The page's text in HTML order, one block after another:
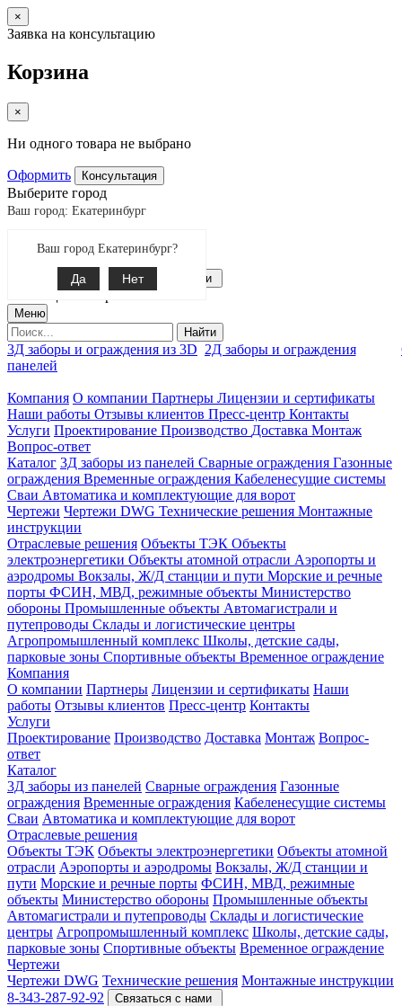
×
Заявка на консультацию
Корзина
×
Ни одного товара не выбрано
Оформить Консультация
Выберите город
Ваш город: Екатеринбург
Ваш город Екатеринбург?
Да Нет
Екатеринбург
8-343-287-92-92
Связаться с нами
позиции товаров
Меню
Найти
3Д заборы и ограждения из 3D
панелей
2Д заборы и ограждения
Компания О компании Партнеры Лицензии и сертификаты
Наши работы Отзывы клиентов Пресс-центр Контакты
Услуги Проектирование Производство Доставка Монтаж
Вопрос-ответ
Каталог 3Д заборы из панелей Сварные ограждения Газонные
ограждения Временные ограждения Кабеленесущие системы
Cваи Автоматика и комплектующие для ворот
Чертежи Чертежи DWG Технические решения Монтажные
инструкции
Отраслевые решения Объекты ТЭК Объекты
электроэнергетики Объекты атомной отрасли Аэропорты и
аэродромы Вокзалы, Ж/Д станции и пути Морские и речные
порты ФСИН, МВД, режимные объекты Министерство
обороны Промышленные объекты Автомагистрали и
путепроводы Склады и логистические центры
Агропромышленный комплекс Школы, детские сады,
парковые зоны Спортивные объекты Временное ограждение
Компания
О компании Партнеры Лицензии и сертификаты Наши
работы Отзывы клиентов Пресс-центр Контакты
Услуги
Проектирование Производство Доставка Монтаж Вопрос-
ответ
Каталог
3Д заборы из панелей Сварные ограждения Газонные
ограждения Временные ограждения Кабеленесущие системы
Cваи Автоматика и комплектующие для ворот
Отраслевые решения
Объекты ТЭК Объекты электроэнергетики Объекты атомной
отрасли Аэропорты и аэродромы Вокзалы, Ж/Д станции и
пути Морские и речные порты ФСИН, МВД, режимные
объекты Министерство обороны Промышленные объекты
Автомагистрали и путепроводы Склады и логистические
центры Агропромышленный комплекс Школы, детские сады,
парковые зоны Спортивные объекты Временное ограждение
Чертежи
Чертежи DWG Технические решения Монтажные инструкции
8-343-287-92-92
Связаться с нами